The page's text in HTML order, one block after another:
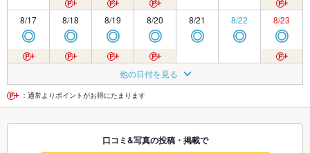
8/17
◎
8/18
◎
8/19
◎
8/20
◎
8/21
◎
8/22
◎
8/23
◎
◎ ◎
8/26
◎
8/27
◎
8/28
◎ ◎ ◎
8/31 9/1 9/2
◎
9/3
◎
9/4
◎
9/5 9/6
他の日付を見る
：通常よりポイントがお得にたまります
口コミ&写真の投稿・掲載で